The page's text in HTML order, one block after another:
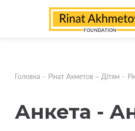
Головна - Рінат Ахметов – Дітям -
Анкета -